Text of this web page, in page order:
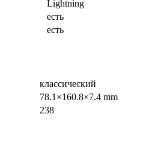
Lightning
есть
есть
классический
78.1×160.8×7.4 mm
238